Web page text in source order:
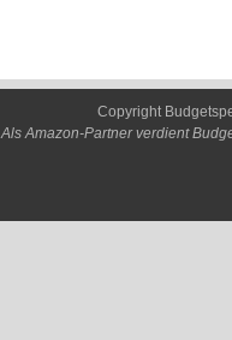
Copyright
Als Amazon-Partner verdient